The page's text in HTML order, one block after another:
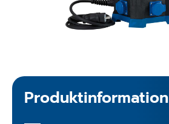
Produktinformation